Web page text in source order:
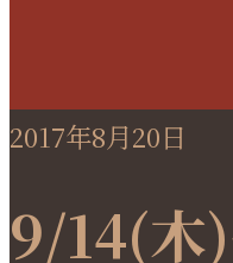
2017年8月20日
9/14(木